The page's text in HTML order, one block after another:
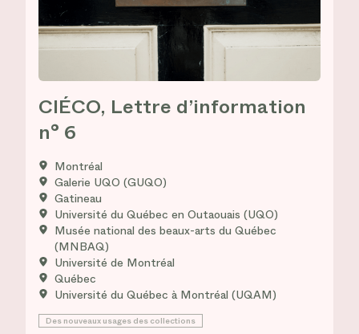
CIÉCO, Lettre d’information
n° 6
Montréal
Galerie UQO (GUQO)
Gatineau
Université du Québec en Outaouais (UQO)
Musée national des beaux-arts du Québec
(MNBAQ)
Université de Montréal
Québec
Université du Québec à Montréal (UQAM)
Des nouveaux usages des collections